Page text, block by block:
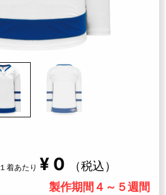
１着あたり ¥ 0 （税込）
製作期間４～５週間